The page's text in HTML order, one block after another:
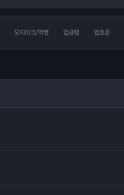
모자이크/역병 업금템 업호문